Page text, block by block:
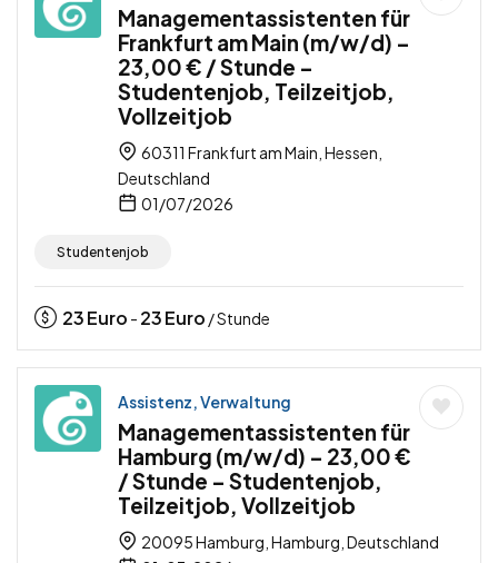
Managementassistenten für
Frankfurt am Main (m/w/d) –
23,00 € / Stunde –
Studentenjob, Teilzeitjob,
Vollzeitjob
60311 Frankfurt am Main, Hessen,
Deutschland
01/07/2026
Studentenjob
23Euro - 23Euro / Stunde
Assistenz, Verwaltung
Managementassistenten für
Hamburg (m/w/d) – 23,00 €
/ Stunde – Studentenjob,
Teilzeitjob, Vollzeitjob
20095 Hamburg, Hamburg, Deutschland